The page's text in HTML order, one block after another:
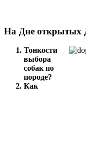
На Дне открытых
Тонкости
выбора
собак по
породе?
Как